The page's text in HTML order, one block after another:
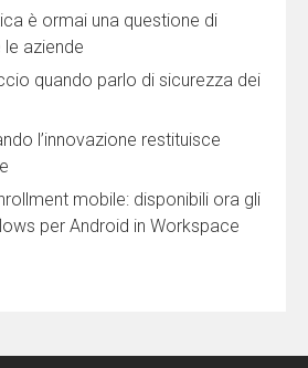
è ormai una questione di
aziende
quando parlo di sicurezza dei
l’innovazione restituisce
mobile: disponibili ora gli
per Android in Workspace